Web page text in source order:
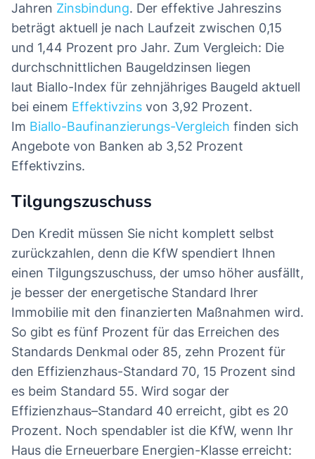
Jahren Zinsbindung. Der effektive Jahreszins
beträgt aktuell je nach Laufzeit zwischen 0,15
und 1,44 Prozent pro Jahr. Zum Vergleich: Die
durchschnittlichen Baugeldzinsen liegen
laut Biallo-Index für zehnjähriges Baugeld aktuell
bei einem Effektivzins von 3,92 Prozent.
Im Biallo-Baufinanzierungs-Vergleich finden sich
Angebote von Banken ab 3,52 Prozent
Effektivzins.
Tilgungszuschuss
Den Kredit müssen Sie nicht komplett selbst
zurückzahlen, denn die KfW spendiert Ihnen
einen Tilgungszuschuss, der umso höher ausfällt,
je besser der energetische Standard Ihrer
Immobilie mit den finanzierten Maßnahmen wird.
So gibt es fünf Prozent für das Erreichen des
Standards Denkmal oder 85, zehn Prozent für
den Effizienzhaus-Standard 70, 15 Prozent sind
es beim Standard 55. Wird sogar der
Effizienzhaus–Standard 40 erreicht, gibt es 20
Prozent. Noch spendabler ist die KfW, wenn Ihr
Haus die Erneuerbare Energien-Klasse erreicht: